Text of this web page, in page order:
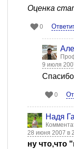
Оценка
0
9 июля
0
Надя
28 июня 2007 в
ну что,что